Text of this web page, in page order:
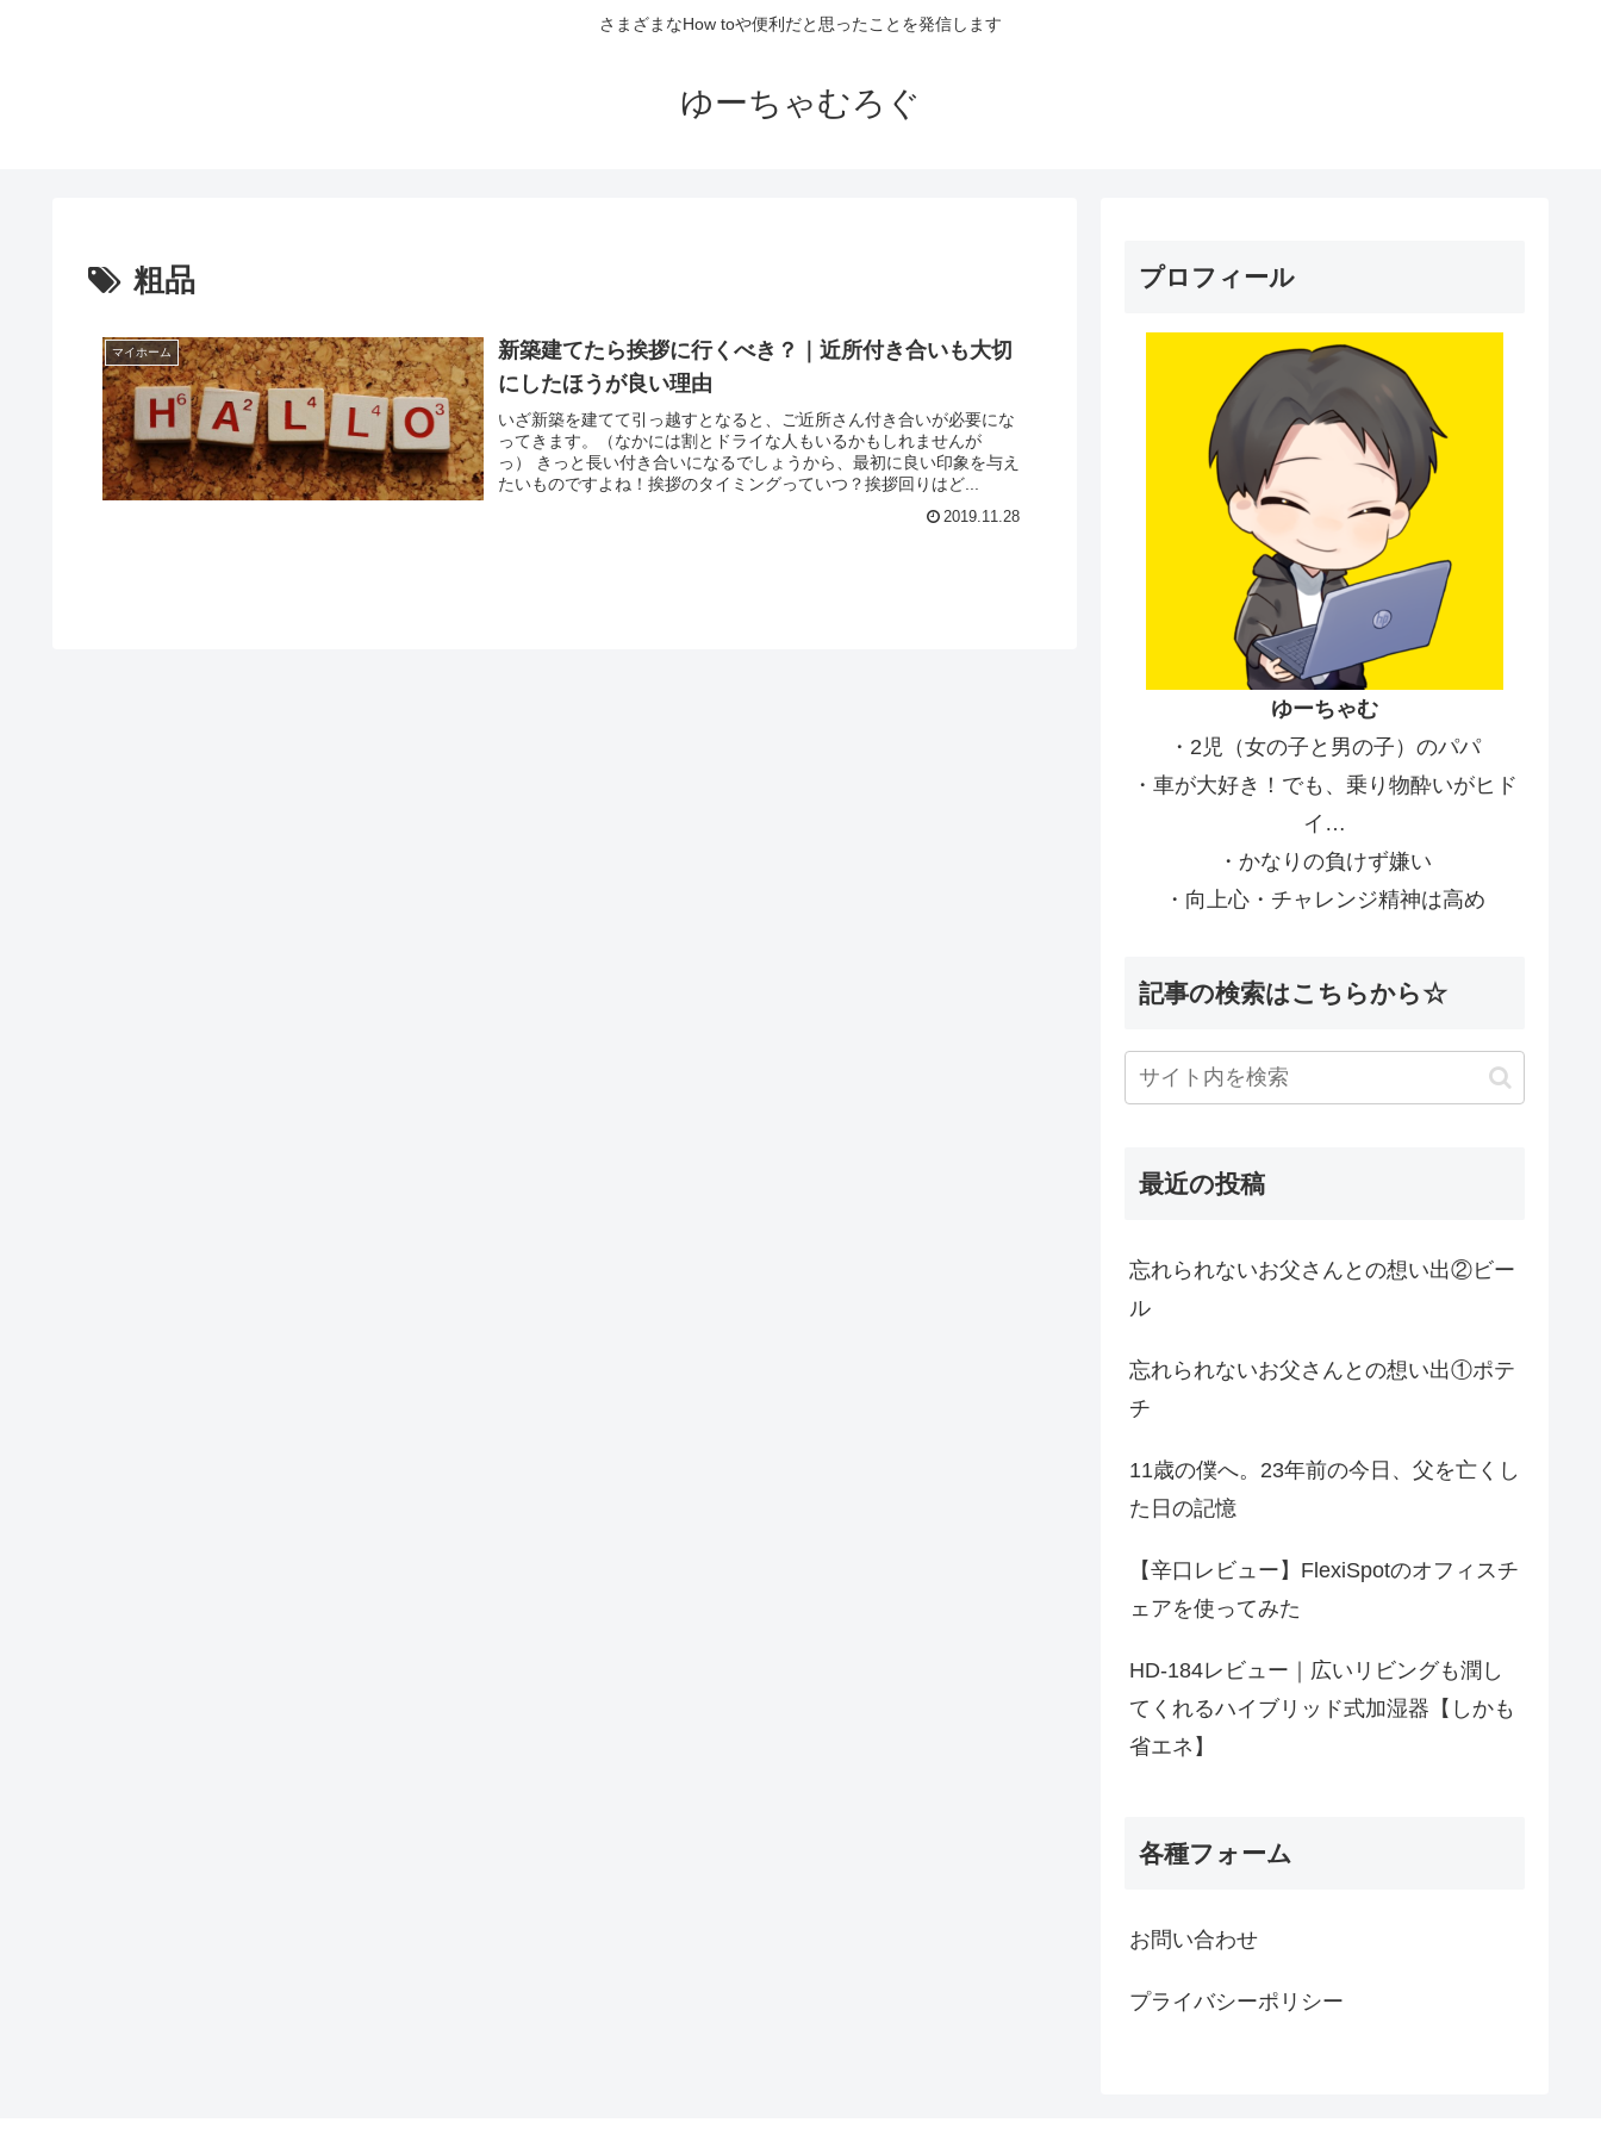
さまざまなHow toや便利だと思ったことを発信します
ゆーちゃむろぐ
粗品
マイホーム
新築建てたら挨拶に行くべき？｜近所付き合いも大切
にしたほうが良い理由
いざ新築を建てて引っ越すとなると、ご近所さん付き合いが必要にな
ってきます。（なかには割とドライな人もいるかもしれませんが
っ） きっと長い付き合いになるでしょうから、最初に良い印象を与え
たいものですよね！挨拶のタイミングっていつ？挨拶回りはど...
2019.11.28
プロフィール
ゆーちゃむ
・2児（女の子と男の子）のパパ
・車が大好き！でも、乗り物酔いがヒド
イ…
・かなりの負けず嫌い
・向上心・チャレンジ精神は高め
記事の検索はこちらから☆
最近の投稿
忘れられないお父さんとの想い出②ビー
ル
忘れられないお父さんとの想い出①ポテ
チ
11歳の僕へ。23年前の今日、父を亡くし
た日の記憶
【辛口レビュー】FlexiSpotのオフィスチ
ェアを使ってみた
HD-184レビュー｜広いリビングも潤し
てくれるハイブリッド式加湿器【しかも
省エネ】
各種フォーム
お問い合わせ
プライバシーポリシー